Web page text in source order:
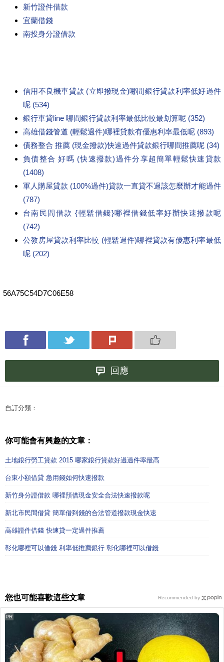
新竹證件借款
宜蘭借錢
南投身分證借款
信用不良機車貸款 (立即撥現金)哪間銀行貸款利率低好過件
呢 (534)
銀行車貸line 哪間銀行貸款利率最低比較最划算呢 (352)
高雄借錢管道 (輕鬆過件)哪裡貸款有優惠利率最低呢 (893)
債務整合 推薦 (現金撥款)快速過件貸款銀行哪間推薦呢 (34)
負債整合 好嗎 (快速撥款)過件分享超簡單輕鬆快速貸款
(1408)
軍人購屋貸款 (100%過件)貸款一直貸不過該怎麼辦才能過件
(787)
台南民間借款 {輕鬆借錢}哪裡借錢低率好辦快速撥款呢
(742)
公教房屋貸款利率比較 (輕鬆過件)哪裡貸款有優惠利率最低
呢 (202)
56A75C54D7C06E58
回應
自訂分類：
你可能會有興趣的文章：
土地銀行勞工貸款 2015 哪家銀行貸款好過過件率最高
台東小額借貸 急用錢如何快速撥款
新竹身分證借款 哪裡預借現金安全合法快速撥款呢
新北市民間借貸 簡單借到錢的合法管道撥款現金快速
高雄證件借錢 快速貸一定過件推薦
彰化哪裡可以借錢 利率低推薦銀行 彰化哪裡可以借錢
您也可能喜歡這些文章
PR
Recommended by